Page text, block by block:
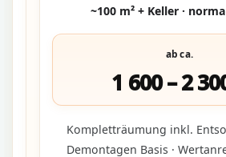
~100 m² + Keller ·
ab ca.
1 600 – 2
Kompletträumung inkl.
Demontagen Basis ·